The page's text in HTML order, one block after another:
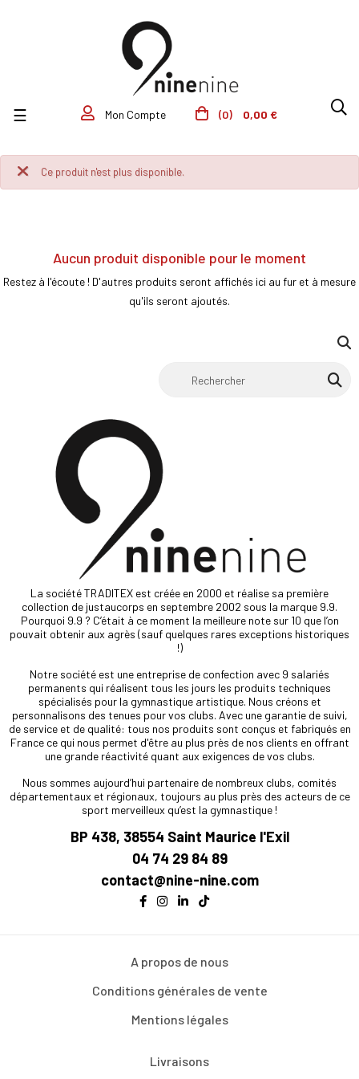
Basculer la navigation
☰ Mon Compte (0) 0,00 €
Ce produit n'est plus disponible.
Aucun produit disponible pour le moment
Restez à l'écoute ! D'autres produits seront affichés ici au fur et à mesure
qu'ils seront ajoutés.
La société TRADITEX est créée en 2000 et réalise sa première
collection de justaucorps en septembre 2002 sous la marque 9.9.
Pourquoi 9.9 ? C’était à ce moment la meilleure note sur 10 que l’on
pouvait obtenir aux agrès (sauf quelques rares exceptions historiques
!)
Notre société est une entreprise de confection avec 9 salariés
permanents qui réalisent tous les jours les produits techniques
spécialisés pour la gymnastique artistique. Nous créons et
personnalisons des tenues pour vos clubs. Avec une garantie de suivi,
de service et de qualité: tous nos produits sont conçus et fabriqués en
France ce qui nous permet d'être au plus près de nos clients en offrant
une grande réactivité quant aux exigences de vos clubs.
Nous sommes aujourd’hui partenaire de nombreux clubs, comités
départementaux et régionaux, toujours au plus près des acteurs de ce
sport merveilleux qu’est la gymnastique !
BP 438, 38554 Saint Maurice l'Exil
04 74 29 84 89
contact@nine-nine.com
A propos de nous
Conditions générales de vente
Mentions légales
Livraisons